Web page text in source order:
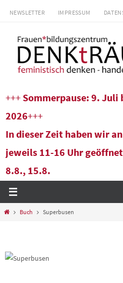
Zum
springen
NEWSLETTER IMPRESSUM
+++ Sommerpause: 9. Juli
2026+++
In dieser Zeit haben wir
jeweils 11-16 Uhr
8.8., 15.8.
StartBuch Superbusen